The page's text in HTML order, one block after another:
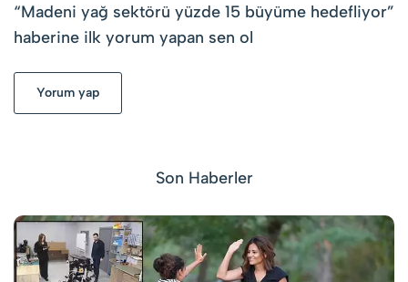
“Madeni yağ sektörü yüzde 15 büyüme hedefliyor”
haberine ilk yorum yapan sen ol
Yorum yap
Son Haberler